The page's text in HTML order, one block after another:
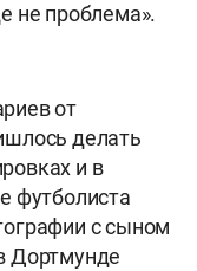
не проблема».
от
делать
и в
футболиста
с сыном
Дортмунде